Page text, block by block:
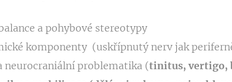
a pohybové stereotypy
komponenty (uskřípnutý nerv jak
neurocraniální problematika (tinitus, vertigo,